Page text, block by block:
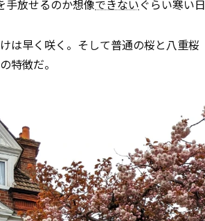
手放せるのか想像できないぐらい寒い
は早く咲く。そして普通の桜と八重
特徴だ。